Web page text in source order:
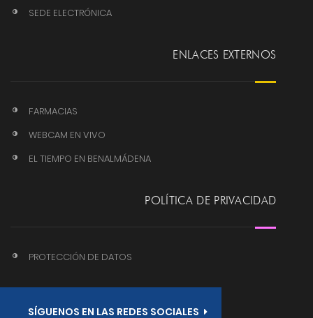
SEDE ELECTRÓNICA
ENLACES EXTERNOS
FARMACIAS
WEBCAM EN VIVO
EL TIEMPO EN BENALMÁDENA
POLÍTICA DE PRIVACIDAD
PROTECCIÓN DE DATOS
SÍGUENOS EN LAS REDES SOCIALES